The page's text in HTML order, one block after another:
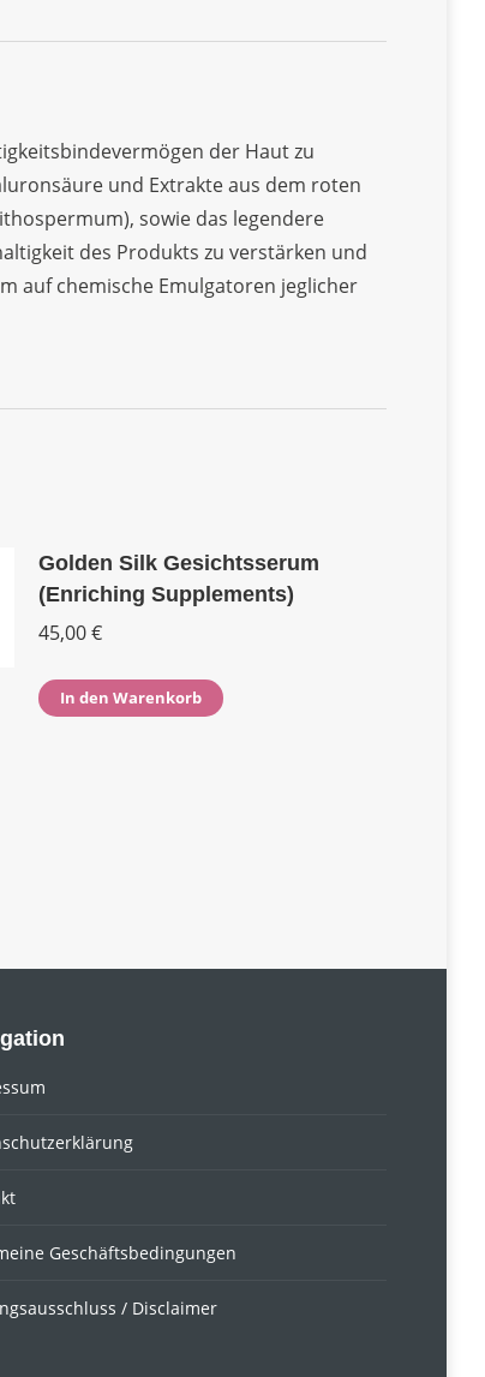
der Haut zu
und Extrakte aus dem roten
sowie das legendere
des Produkts zu verstärken und
auf chemische Emulgatoren jeglicher
Golden Silk Gesichtsserum
(Enriching Supplements)
45,00€
In den Warenkorb
Geschäftsbedingungen
/ Disclaimer